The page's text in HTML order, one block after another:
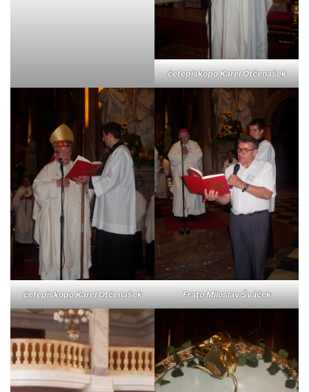
ĉefepiskopo Karel Otčenašek
ĉefepiskopo Karel Otčenašek Frato Miloslav Šváček